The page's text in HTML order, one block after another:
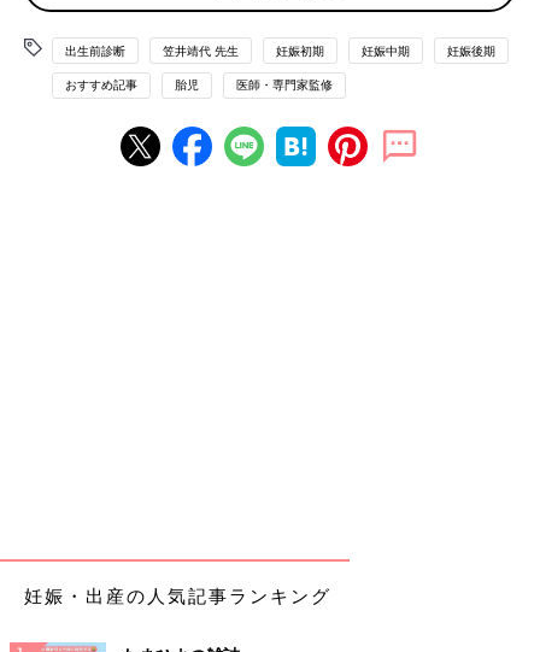
す。
羊水検査とは？
のは染色体異常に限られています。
ママのおなかから子宮壁（しきゅうへき）を通して子宮内に針を
胞を培養して、赤ちゃんの染色体を調べます。約0.3％の確率で
出生前診断 笠井靖代 先生 妊娠初期 妊娠中期 妊娠後期
おすすめ記事 胎児 医師・専門家監修
妊娠・出産の人気記事ランキング